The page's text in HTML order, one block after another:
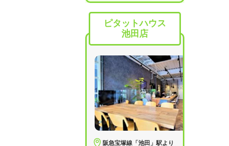
ピタットハウス
池田店
阪急宝塚線「池田」駅より